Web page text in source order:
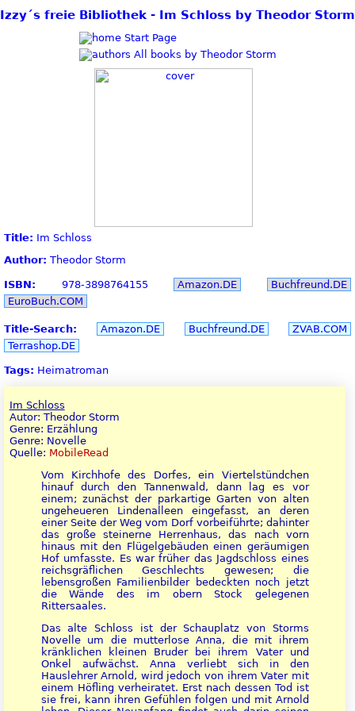
Izzy´s freie Bibliothek - Im Schloss by Theodor Storm
Start Page
All books by Theodor Storm
Title: Im Schloss
Author: Theodor Storm
ISBN: 978-3898764155 Amazon.DE
Buchfreund.DE
EuroBuch.COM
Title-Search: Amazon.DE Buchfreund.DE
ZVAB.COM
Terrashop.DE
Tags: Heimatroman
Im Schloss
Autor: Theodor Storm
Genre: Erzählung
Genre: Novelle
Quelle: MobileRead
Vom Kirchhofe des Dorfes, ein Viertelstündchen
hinauf durch den Tannenwald, dann lag es vor
einem; zunächst der parkartige Garten von alten
ungeheueren Lindenalleen eingefasst, an deren
einer Seite der Weg vom Dorf vorbeiführte; dahinter
das große steinerne Herrenhaus, das nach vorn
hinaus mit den Flügelgebäuden einen geräumigen
Hof umfasste. Es war früher das Jagdschloss eines
reichsgräflichen Geschlechts gewesen; die
lebensgroßen Familienbilder bedeckten noch jetzt
die Wände des im obern Stock gelegenen
Rittersaales.
Das alte Schloss ist der Schauplatz von Storms
Novelle um die mutterlose Anna, die mit ihrem
kränklichen kleinen Bruder bei ihrem Vater und
Onkel aufwächst. Anna verliebt sich in den
Hauslehrer Arnold, wird jedoch von ihrem Vater mit
einem Höfling verheiratet. Erst nach dessen Tod ist
sie frei, kann ihren Gefühlen folgen und mit Arnold